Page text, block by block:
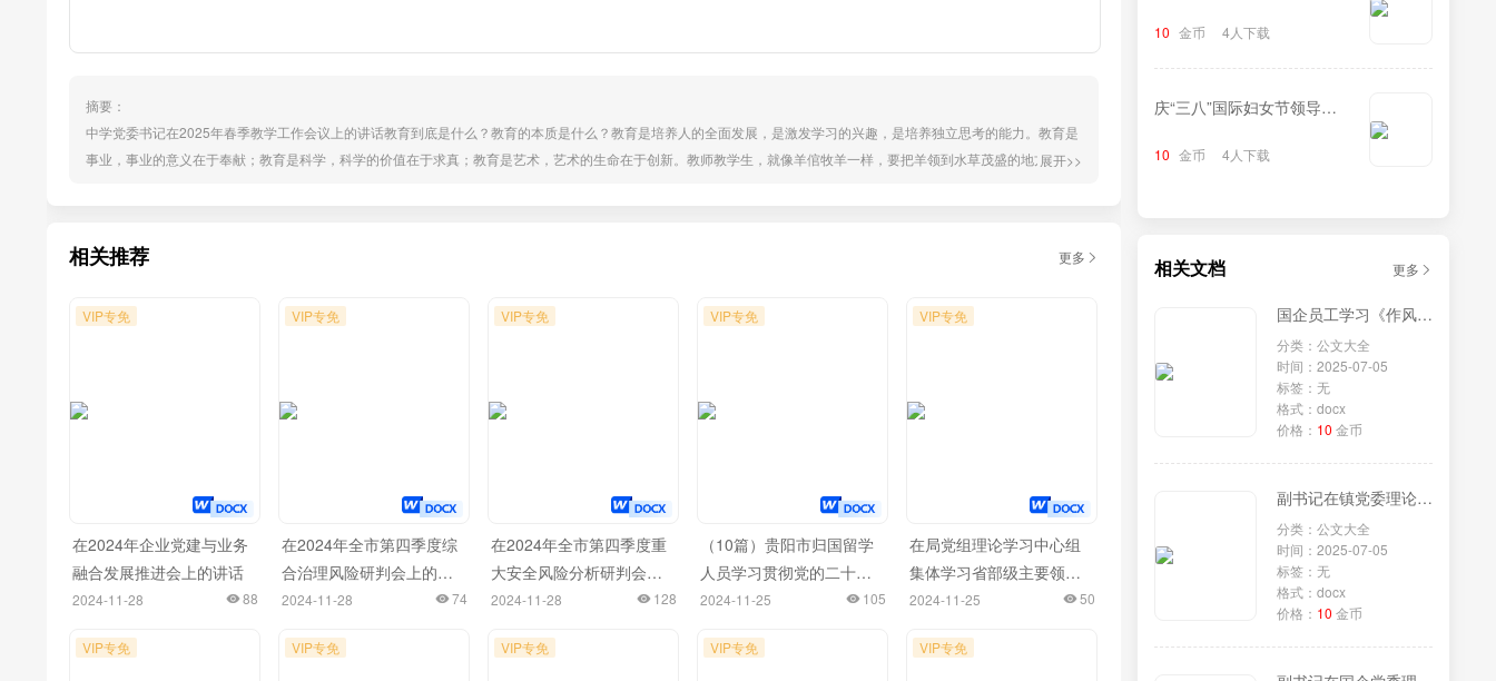
摘要：
中学党委书记在2025年春季教学工作会议上的讲话教育到底是什么？教育的本质是什么？教育是培养人的全面发展，是激发学习的兴趣，是培养独立思考的能力。教育是
事业，事业的意义在于奉献；教育是科学，科学的价值在于求真；教育是艺术，艺术的生命在于创新。教师教学生，就像羊倌牧羊一样，要把羊领到水草茂盛的地方，让
展开>>
相关推荐 更多
VIP专免
在2024年企业党建与业务
融合发展推进会上的讲话
2024-11-28 88
VIP专免
在2024年全市第四季度综
合治理风险研判会上的讲
话
2024-11-28 74
VIP专免
在2024年全市第四季度重
大安全风险分析研判会上
的讲话
2024-11-28 128
VIP专免
（10篇）贵阳市归国留学
人员学习贯彻党的二十届
三中全会精神座谈会发言
2024-11-25 105
VIP专免
在局党组理论学习中心组
集体学习省部级主要领导
干部学习贯彻党的二十届
开班式上的重要讲话精神
2024-11-25 50
VIP专免 VIP专免 VIP专免 VIP专免 VIP专免
10 金币 4人下载
庆“三八”国际妇女节领导致
10 金币 4人下载
相关文档 更多
国企员工学习《作风建设改变中国》研讨发言
分类：公文大全
时间：2025-07-05
标签：无
格式：docx
价格： 10 金币
副书记在镇党委理论学习中心组专题学习《党组讨论和决定党员处分事项工作程序规定》研讨会上的发言
分类：公文大全
时间：2025-07-05
标签：无
格式：docx
价格： 10 金币